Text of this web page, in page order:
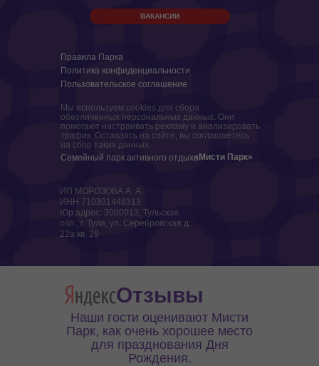
Правила Парка
Политика конфиденциальности
Пользовательское соглашение
ИП МОРОЗОВА А. А.
ИНН 710301448313
Юр.адрес: 3000013, Тульская
обл., г. Тула, ул. Серебровская д.
22а кв. 29
Семейный парк активного отдыха
Мы используем cookies для сбора
обезличенных персональных данных. Они
помогают настраивать рекламу и анализировать
трафик. Оставаясь на сайте, вы соглашаетесь
на сбор таких данных.
«Мисти Парк»
ВАКАНСИИ
Отзывы
Наши гости оценивают Мисти
Парк, как очень хорошее место
для празднования Дня
Рождения.